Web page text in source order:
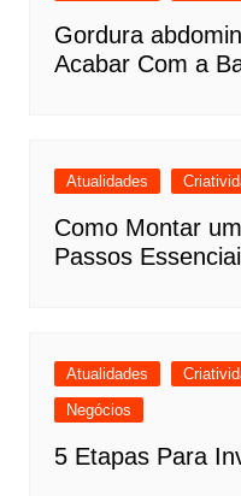
Gordura
Acabar Com a
Atualidades
Como Montar
Passos
Atualidades
Negócios
5 Etapas Para